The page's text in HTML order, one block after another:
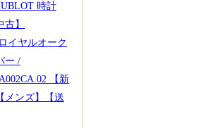
時計
】
イヤルオーク
ー /
【新
メンズ】【送